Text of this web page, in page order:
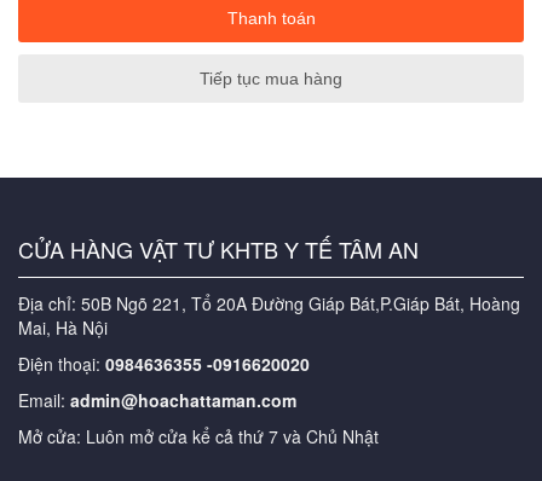
Tiếp tục mua hàng
CỬA HÀNG VẬT TƯ KHTB Y TẾ TÂM AN
Địa chỉ: 50B Ngõ 221, Tổ 20A Đường Giáp Bát,P.Giáp Bát, Hoàng
Mai, Hà Nội
Điện thoại: 0984636355 -0916620020
Email: admin@hoachattaman.com
Mở cửa: Luôn mở cửa kể cả thứ 7 và Chủ Nhật